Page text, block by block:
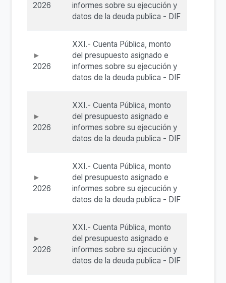
2026
informes sobre su ejecución y
datos de la deuda publica - DIF
2026
XXI.- Cuenta Pública, monto
del presupuesto asignado e
informes sobre su ejecución y
datos de la deuda publica - DIF
2026
XXI.- Cuenta Pública, monto
del presupuesto asignado e
informes sobre su ejecución y
datos de la deuda publica - DIF
2026
XXI.- Cuenta Pública, monto
del presupuesto asignado e
informes sobre su ejecución y
datos de la deuda publica - DIF
2026
XXI.- Cuenta Pública, monto
del presupuesto asignado e
informes sobre su ejecución y
datos de la deuda publica - DIF